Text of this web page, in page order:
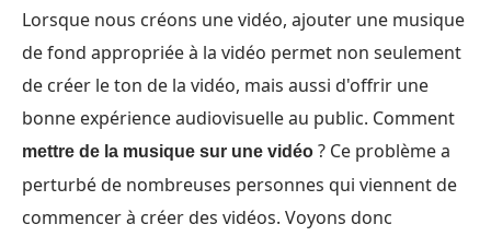
Lorsque nous créons une vidéo, ajouter une musique
de fond appropriée à la vidéo permet non seulement
de créer le ton de la vidéo, mais aussi d'offrir une
bonne expérience audiovisuelle au public. Comment
mettre de la musique sur une vidéo ? Ce problème a
perturbé de nombreuses personnes qui viennent de
commencer à créer des vidéos. Voyons donc